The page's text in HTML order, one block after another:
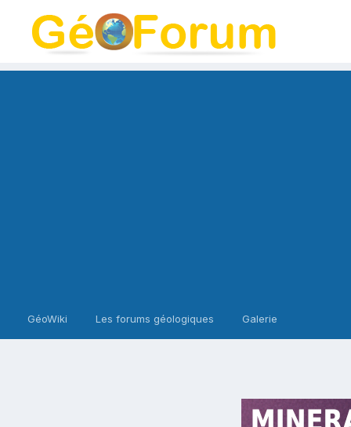
GéoWiki Les forums géologiques Galerie